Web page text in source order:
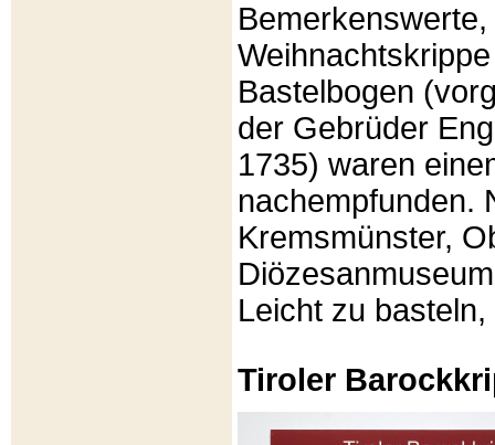
Bastelbogen
der Gebrüder
1735) waren
nachempfunden.
Kremsmünster,
Leicht zu
Tiroler